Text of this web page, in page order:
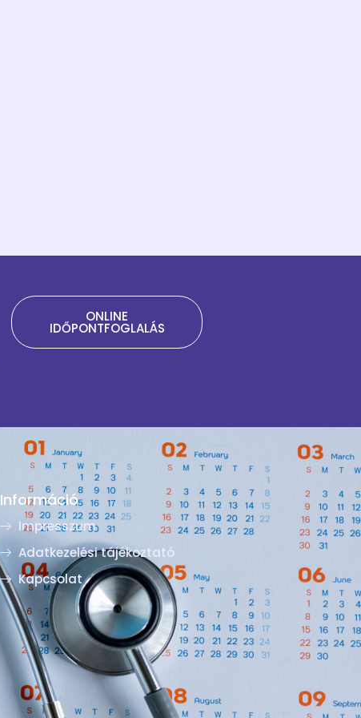
ONLINE
IDŐPONTFOGLALÁS
Információ
Impresszum
Adatkezelési tájékoztató
Kapcsolat